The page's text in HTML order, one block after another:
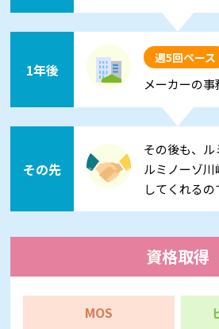
1年後
週5回ペース
メーカーの事
その先
その後も、ル
ルミノーゾ
してくれる
資格取得
MOS